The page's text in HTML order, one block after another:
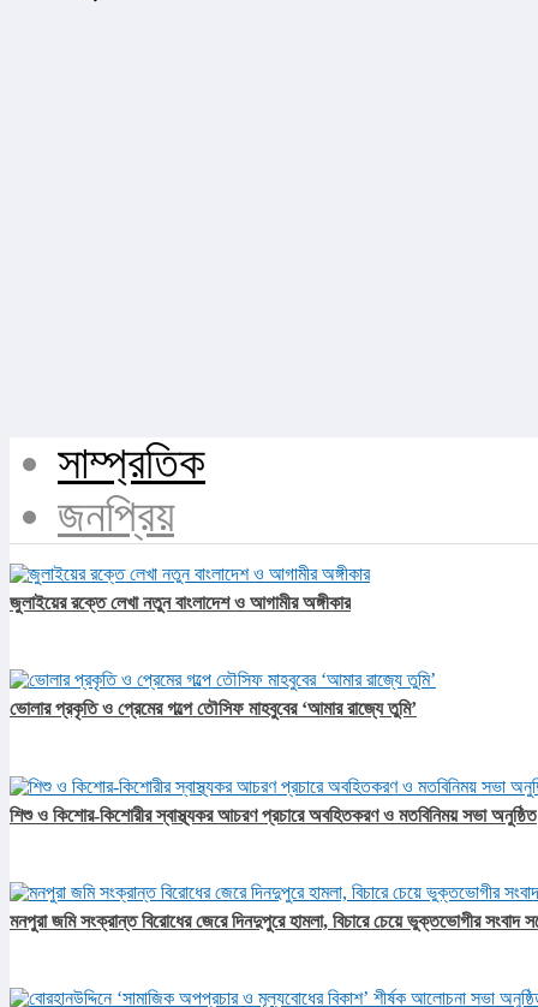
সাম্প্রতিক
জনপ্রিয়
জুলাইয়ের রক্তে লেখা নতুন বাংলাদেশ ও আগামীর অঙ্গীকার​
ভোলার প্রকৃতি ও প্রেমের গল্পে তৌসিফ মাহবুবের ‘আমার রাজ্যে তুমি’
শিশু ও কিশোর-কিশোরীর স্বাস্থ্যকর আচরণ প্রচারে অবহিতকরণ ও মতবিনিময় সভা অনুষ্ঠিত
মনপুরা জমি সংক্রান্ত বিরোধের জেরে দিনদুপুরে হামলা, বিচারে চেয়ে ভুক্তভোগীর সংবাদ